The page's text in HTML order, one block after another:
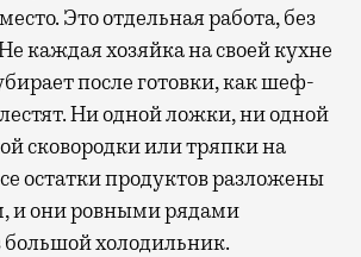
Это отдельная работа, без
каждая хозяйка на своей кухне
после готовки, как шеф-
Ни одной ложки, ни одной
сковородки или тряпки на
остатки продуктов разложены
и они ровными рядами
холодильник.